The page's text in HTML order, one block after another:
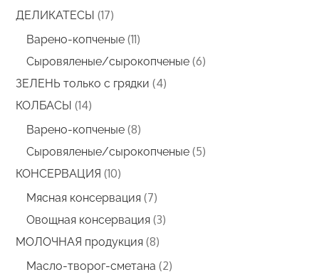
ДЕЛИКАТЕСЫ 1717
товаров
Варено-копченые 1111
товаров
Сыровяленые/сырокопченые 66
ЗЕЛЕНЬ только с грядки 44
КОЛБАСЫ 1414
товаров
Варено-копченые 88
товаров
Сыровяленые/сырокопченые 55
КОНСЕРВАЦИЯ 1010
товаров
Мясная консервация 77
товаров
Овощная консервация 33
МОЛОЧНАЯ продукция 88
товаров
Масло-творог-сметана 22